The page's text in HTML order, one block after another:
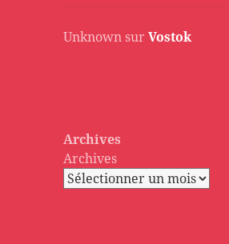
UnknownsurVostok
Archives
Archives